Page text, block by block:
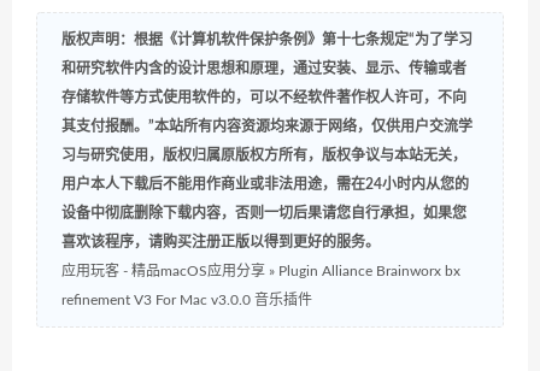
版权声明：根据《计算机软件保护条例》第十七条规定“为了学习
和研究软件内含的设计思想和原理，通过安装、显示、传输或者
存储软件等方式使用软件的，可以不经软件著作权人许可，不向
其支付报酬。”本站所有内容资源均来源于网络，仅供用户交流学
习与研究使用，版权归属原版权方所有，版权争议与本站无关，
用户本人下载后不能用作商业或非法用途，需在24小时内从您的
设备中彻底删除下载内容，否则一切后果请您自行承担，如果您
喜欢该程序，请购买注册正版以得到更好的服务。
应用玩客 - 精品macOS应用分享 » Plugin Alliance Brainworx bx
refinement V3 For Mac v3.0.0 音乐插件